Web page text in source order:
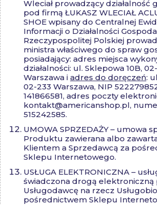
Wleciał prowadzący działalność
pod firmą ŁUKASZ WLECIAŁ
SHOE wpisany do Centralnej
Informacji o Działalności
Rzeczypospolitej Polskiej
ministra właściwego do spraw
posiadający: adres miejsca
działalności: ul. Sklepowa 10B,
Warszawa i adres do doręczeń:
02-233 Warszawa, NIP
141866581, adres poczty
kontakt@americanshop.pl,
515242585.
UMOWA SPRZEDAŻY – umowa
Produktu zawierana albo
Klientem a Sprzedawcą za
Sklepu Internetowego.
USŁUGA ELEKTRONICZNA –
świadczona drogą elektroniczną
Usługodawcę na rzecz
pośrednictwem Sklepu